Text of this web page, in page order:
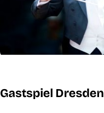
Gastspiel Dresden